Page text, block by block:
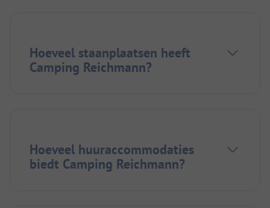
Hoeveel staanplaatsen heeft
Camping Reichmann?
Hoeveel huuraccommodaties
biedt Camping Reichmann?